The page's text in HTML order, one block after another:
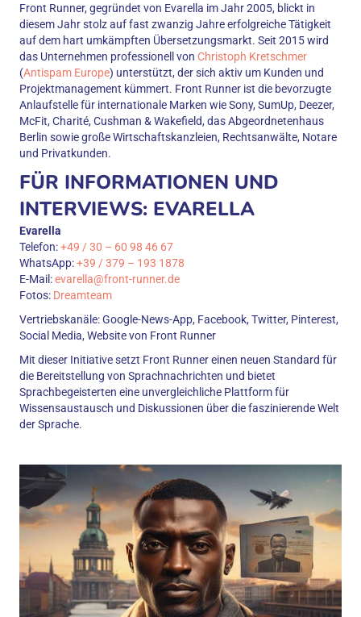
Front Runner, gegründet von Evarella im Jahr 2005, blickt in
diesem Jahr stolz auf fast zwanzig Jahre erfolgreiche Tätigkeit
auf dem hart umkämpften Übersetzungsmarkt. Seit 2015 wird
das Unternehmen professionell von Christoph Kretschmer
(Antispam Europe) unterstützt, der sich aktiv um Kunden und
Projektmanagement kümmert. Front Runner ist die bevorzugte
Anlaufstelle für internationale Marken wie Sony, SumUp, Deezer,
McFit, Charité, Cushman & Wakefield, das Abgeordnetenhaus
Berlin sowie große Wirtschaftskanzleien, Rechtsanwälte, Notare
und Privatkunden.
FÜR INFORMATIONEN UND
INTERVIEWS: EVARELLA
Evarella
Telefon:+49 / 30 – 60 98 46 67
WhatsApp:+39 / 379 – 193 1878
E-Mail:evarella@front-runner.de
Fotos: Dreamteam
Vertriebskanäle: Google-News-App, Facebook, Twitter, Pinterest,
Social Media, Website von Front Runner
Mit dieser Initiative setzt Front Runner einen neuen Standard für
die Bereitstellung von Sprachnachrichten und bietet
Sprachbegeisterten eine unvergleichliche Plattform für
Wissensaustausch und Diskussionen über die faszinierende Welt
der Sprache.